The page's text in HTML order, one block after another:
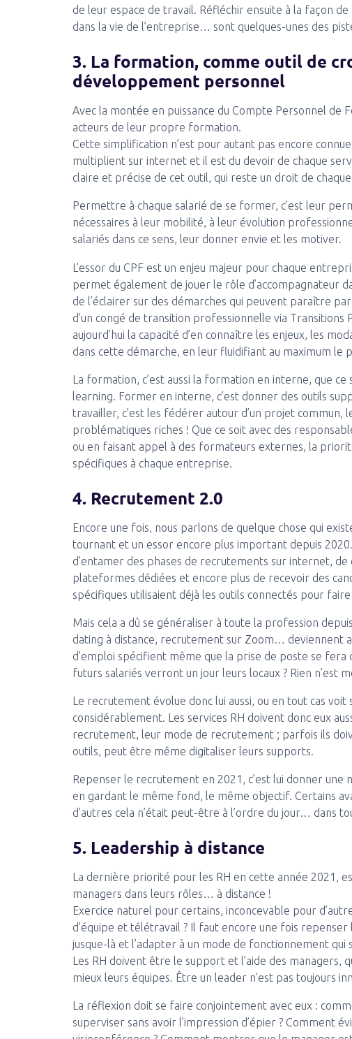
de leur espace de travail. Réfléchir ensuite à la façon
dans la vie de l’entreprise… sont quelques-unes des
3. La formation, comme outil de
développement personnel
Avec la montée en puissance du Compte Personnel de
acteurs de leur propre formation.
Cette simplification n’est pour autant pas encore
multiplient sur internet et il est du devoir de chaque
claire et précise de cet outil, qui reste un droit de
Permettre à chaque salarié de se former, c’est leur
nécessaires à leur mobilité, à leur évolution
salariés dans ce sens, leur donner envie et les motiver.
L’essor du CPF est un enjeu majeur pour chaque
permet également de jouer le rôle d’accompagnateur
de l’éclairer sur des démarches qui peuvent paraître
d’un congé de transition professionnelle via Transitions
aujourd’hui la capacité d’en connaître les enjeux, les
dans cette démarche, en leur fluidifiant au maximum le
La formation, c’est aussi la formation en interne, que
learning. Former en interne, c’est donner des outils
travailler, c’est les fédérer autour d’un projet commun,
problématiques riches ! Que ce soit avec des
ou en faisant appel à des formateurs externes, la
spécifiques à chaque entreprise.
4. Recrutement 2.0
Encore une fois, nous parlons de quelque chose qui
tournant et un essor encore plus important depuis
d’entamer des phases de recrutements sur internet, de
plateformes dédiées et encore plus de recevoir des
spécifiques utilisaient déjà les outils connectés pour
Mais cela a dû se généraliser à toute la profession
dating à distance, recrutement sur Zoom… deviennent
d’emploi spécifient même que la prise de poste se
futurs salariés verront un jour leurs locaux ? Rien n’est
Le recrutement évolue donc lui aussi, ou en tout cas voit
considérablement. Les services RH doivent donc eux
recrutement, leur mode de recrutement ; parfois ils
outils, peut être même digitaliser leurs supports.
Repenser le recrutement en 2021, c’est lui donner
en gardant le même fond, le même objectif. Certains
d’autres cela n’était peut-être à l’ordre du jour… dans
5. Leadership à distance
La dernière priorité pour les RH en cette année 2021,
managers dans leurs rôles… à distance !
Exercice naturel pour certains, inconcevable pour
d’équipe et télétravail ? Il faut encore une fois
jusque-là et l’adapter à un mode de fonctionnement qui
Les RH doivent être le support et l’aide des managers,
mieux leurs équipes. Être un leader n’est pas toujours
La réflexion doit se faire conjointement avec eux :
superviser sans avoir l’impression d’épier ? Comment